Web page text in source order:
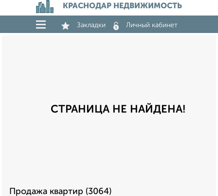
КРАСНОДАР НЕДВИЖИМОСТЬ
Закладки Личный кабинет
СТРАНИЦА НЕ НАЙДЕНА!
Продажа квартир (3064)